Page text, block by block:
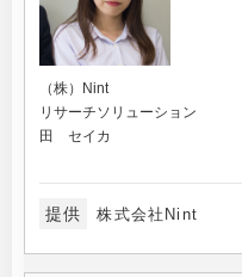
（株）Nint
リサーチソリューション
田 セイカ
提供 株式会社Nint